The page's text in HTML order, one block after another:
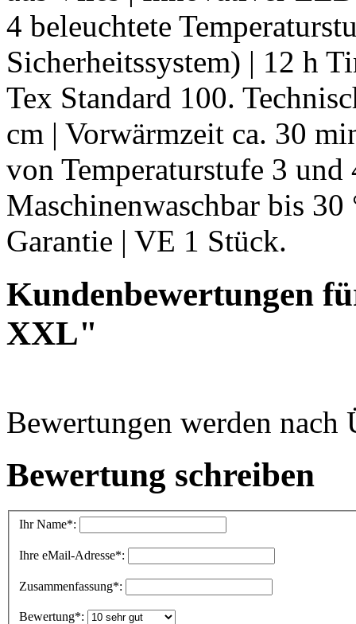
4 beleuchtete
Sicherheitssystem) | 12 h
Tex Standard 100.
cm | Vorwärmzeit ca. 30
von Temperaturstufe 3 und
Maschinenwaschbar bis
Garantie | VE 1 Stück.
Kundenbewertungen
XXL"
Bewertungen werden
Bewertung schreiben
Ihr Name*:
Ihre eMail-Adresse*:
Zusammenfassung*:
Bewertung*: